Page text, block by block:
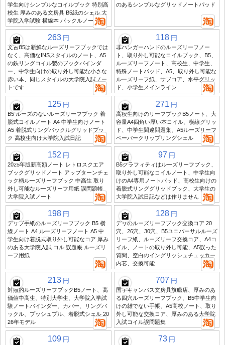
学生向けシンプルなコイルブック 特別高
校生 厚みのある文房具 B5紙のシェル 大
学院入学試験 横線本 バックルノート
のあるシンプルなグリッドノートパッド
263 円
文古B5は新鮮なルーズリーフブックでは
なく、高価なINSスタイルのノート、A5
の鉄リングコイル製のブックバインダ
ー、中学生向けの取り外し可能な小さな
赤い本、同じスタイルの大学院入試ノー
トです
118 円
非ハンガーハンドのルーズリーフノー
ト、取り外し可能なコイルブック、B5、
ルーズリーフノート、高校生、中学生、
特殊ノートパッド、A5、取り外し可能な
ルーズリーフ紙、サブコア、水平グリッ
ド、小学生メインライン
125 円
B5 ルーズのないルーズリーフブック 着
脱式コイルノート A4 中学生向けノート
A5 着脱式リングバックルグリッドブッ
ク 高校生向け大学院入試日記
271 円
高校生向けのリーフブックB5ノート、大
容量A4四角い厚い本コイル、横線グリッ
ド、中学生間違問題集、A5ルーズリーフ
ペーパークリップリングシェル
152 円
2025年版新高額ノート レトロスクエア
ブックグリッドノート アップターンチェ
ック柄ルーズリーフブック 中高生 取り
外し可能なルーズリーフ用紙 誤問題帳
大学院入試ノート
97 円
B5グラフィティはルーズリーフブック、
取り外し可能なコイルノート、中学生向
けのA4専用ノートパッド、高校生向けの
着脱式リンググリッドブック、大学生の
大学院入試日記などは作りません
198 円
デリブ手紙のルーズリーフブック B5 横
線ノート A4 ルーズリーフノート A5 中
学生向け着脱式取り外し可能なコア 厚み
のある大学院入試 コル 誤題帳 ルーズリ
ーフ用紙
128 円
デリのルーズリーフブック交換コア 20
穴、26穴、30穴、B5ユニバーサルルーズ
リーフ紙、ルーズリーフ交換コア、A4コ
イル、ノートの取り外し可能、A5誤った
質問、空白のイングリッシュチェッカー
内芯、交換可能
213 円
対照的ルーズリーフブックB5ノート、高
価値中高生、特別大学生、大学院入学試
験ノートバインダー、カバー、リングバ
ックル、プッシュプル、着脱式シェル 20
26年モデル
707 円
国宇キャンパス文房具旗艦店、厚みのあ
る四穴ルーズリーフブック、B5中学生向
けの雑でない手帳、A5高校ノート、取り
外し可能な交換コア、厚みのある大学院
入試コイル誤問題集
109 円 73 円